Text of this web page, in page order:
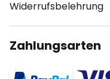
Widerrufsbelehrung
Zahlungsarten